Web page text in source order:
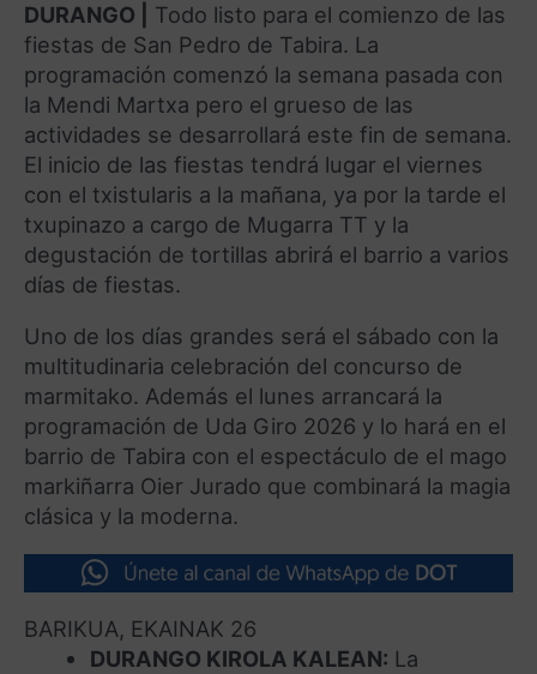
DURANGO |
Todo listo para el comienzo de las
fiestas de San Pedro de Tabira. La
programación comenzó la semana pasada con
la Mendi Martxa pero el grueso de las
actividades se desarrollará este fin de semana.
El inicio de las fiestas tendrá lugar el viernes
con el txistularis a la mañana, ya por la tarde el
txupinazo a cargo de Mugarra TT y la
degustación de tortillas abrirá el barrio a varios
días de fiestas.
Uno de los días grandes será el sábado con la
multitudinaria celebración del concurso de
marmitako. Además el lunes arrancará la
programación de Uda Giro 2026 y lo hará en el
barrio de Tabira con el espectáculo de el mago
markiñarra Oier Jurado que combinará la magia
clásica y la moderna.
BARIKUA, EKAINAK 26
DURANGO KIROLA KALEAN: La